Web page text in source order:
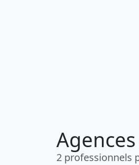
2 professionnels